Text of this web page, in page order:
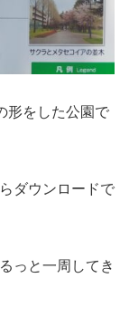
形をした公園で
ダウンロードで
っと一周してき